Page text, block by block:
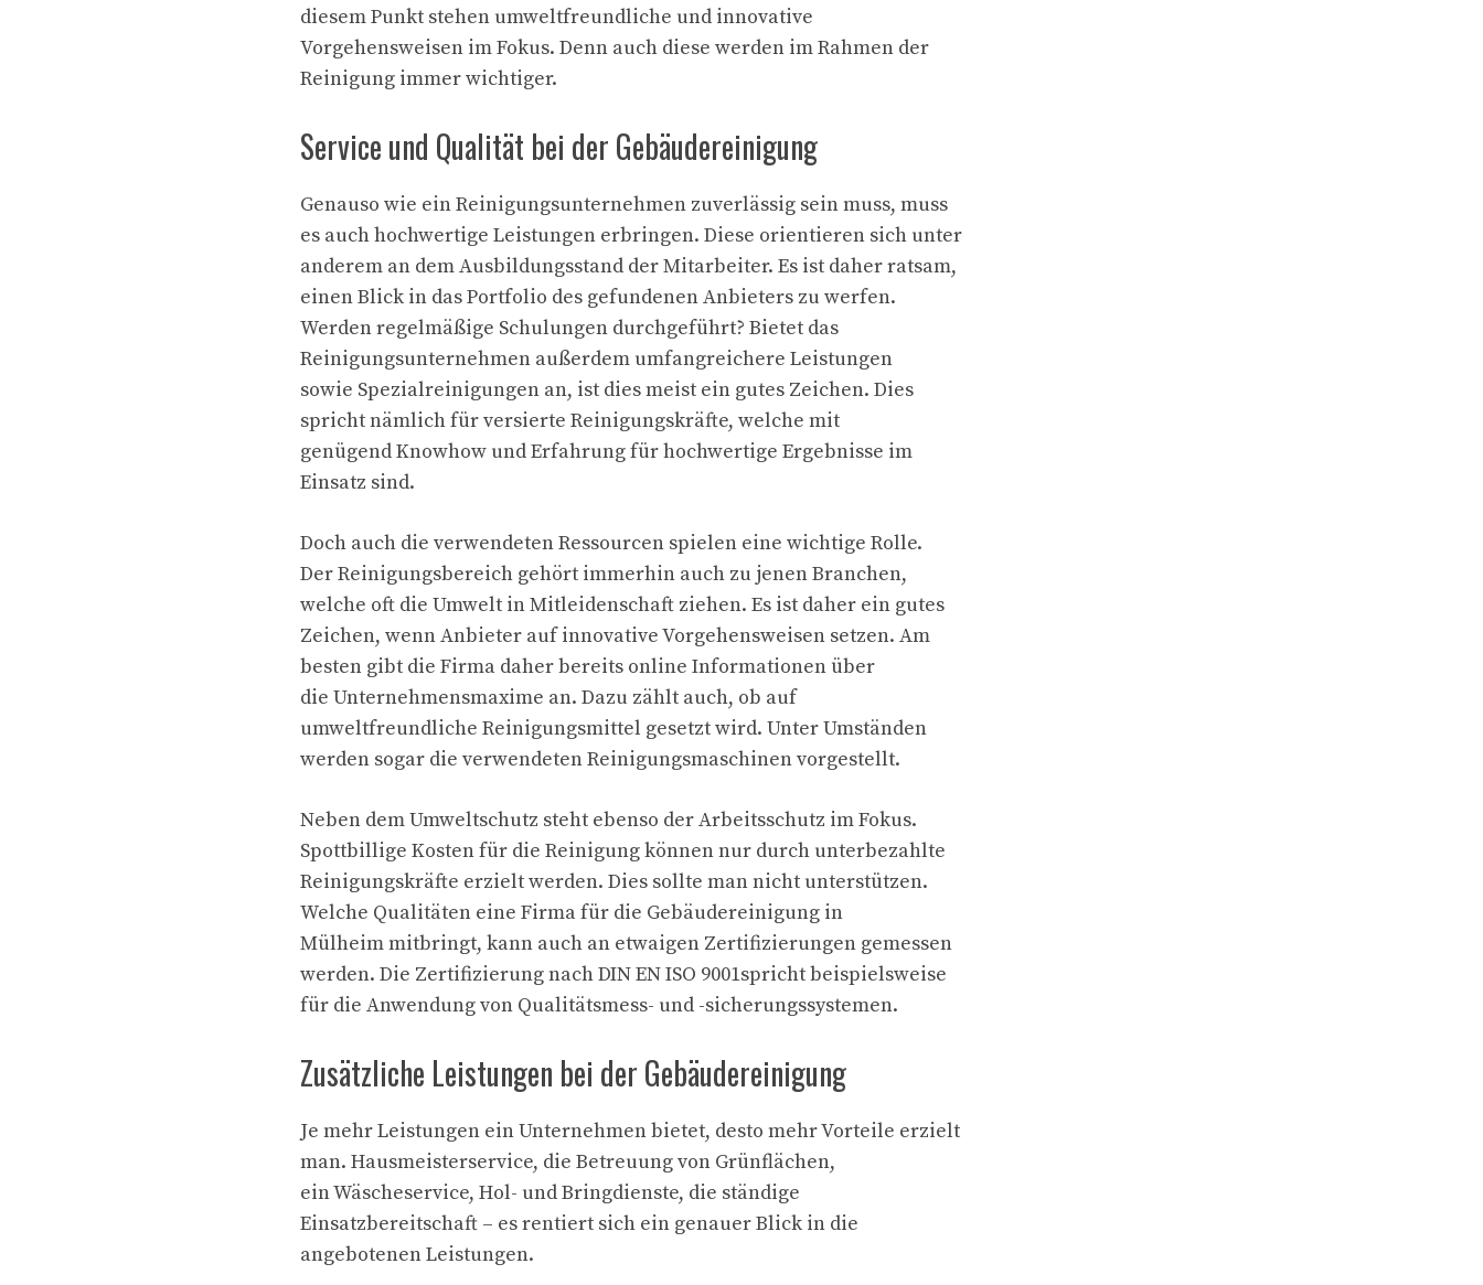
diesem Punkt stehen umweltfreundliche und innovative
Vorgehensweisen im Fokus. Denn auch diese werden im Rahmen der
Reinigung immer wichtiger.
Service und Qualität bei der Gebäudereinigung
Genauso wie ein Reinigungsunternehmen zuverlässig sein muss, muss
es auch hochwertige Leistungen erbringen. Diese orientieren sich unter
anderem an dem Ausbildungsstand der Mitarbeiter. Es ist daher ratsam,
einen Blick in das Portfolio des gefundenen Anbieters zu werfen.
Werden regelmäßige Schulungen durchgeführt? Bietet das
Reinigungsunternehmen außerdem umfangreichere Leistungen
sowie Spezialreinigungen an, ist dies meist ein gutes Zeichen. Dies
spricht nämlich für versierte Reinigungskräfte, welche mit
genügend Knowhow und Erfahrung für hochwertige Ergebnisse im
Einsatz sind.
Doch auch die verwendeten Ressourcen spielen eine wichtige Rolle.
Der Reinigungsbereich gehört immerhin auch zu jenen Branchen,
welche oft die Umwelt in Mitleidenschaft ziehen. Es ist daher ein gutes
Zeichen, wenn Anbieter auf innovative Vorgehensweisen setzen. Am
besten gibt die Firma daher bereits online Informationen über
die Unternehmensmaxime an. Dazu zählt auch, ob auf
umweltfreundliche Reinigungsmittel gesetzt wird. Unter Umständen
werden sogar die verwendeten Reinigungsmaschinen vorgestellt.
Neben dem Umweltschutz steht ebenso der Arbeitsschutz im Fokus.
Spottbillige Kosten für die Reinigung können nur durch unterbezahlte
Reinigungskräfte erzielt werden. Dies sollte man nicht unterstützen.
Welche Qualitäten eine Firma für die Gebäudereinigung in
Mülheim mitbringt, kann auch an etwaigen Zertifizierungen gemessen
werden. Die Zertifizierung nach DIN EN ISO 9001spricht beispielsweise
für die Anwendung von Qualitätsmess- und -sicherungssystemen.
Zusätzliche Leistungen bei der Gebäudereinigung
Je mehr Leistungen ein Unternehmen bietet, desto mehr Vorteile erzielt
man. Hausmeisterservice, die Betreuung von Grünflächen,
ein Wäscheservice, Hol- und Bringdienste, die ständige
Einsatzbereitschaft – es rentiert sich ein genauer Blick in die
angebotenen Leistungen.